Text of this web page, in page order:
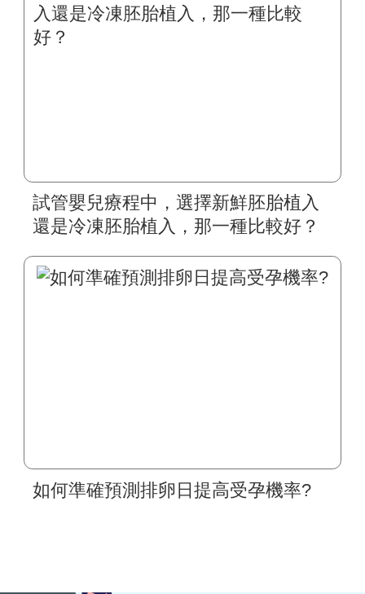
試管嬰兒療程中，選擇新鮮胚胎植入
還是冷凍胚胎植入，那一種比較好？
如何準確預測排卵日提高受孕機率?